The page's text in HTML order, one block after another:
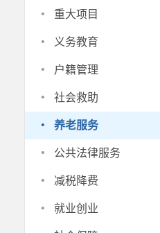
· 重大项目
· 义务教育
· 户籍管理
· 社会救助
· 养老服务
· 公共法律服务
· 减税降费
· 就业创业